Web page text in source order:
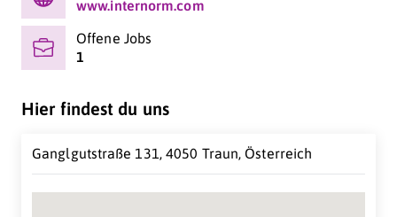
www.internorm.com
Offene Jobs
1
Hier findest du uns
Ganglgutstraße 131, 4050 Traun, Österreich